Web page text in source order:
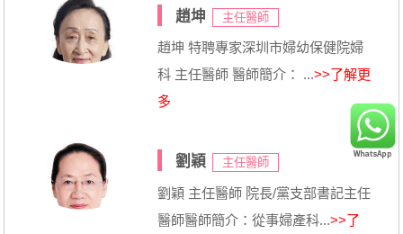
趙坤 主任醫師
趙坤 特聘專家深圳市婦幼保健院婦
科 主任醫師 醫師簡介： ...>>了解更
多
劉穎 主任醫師
劉穎 主任醫師 院長/黨支部書記主任
醫師醫師簡介：從事婦產科...>>了